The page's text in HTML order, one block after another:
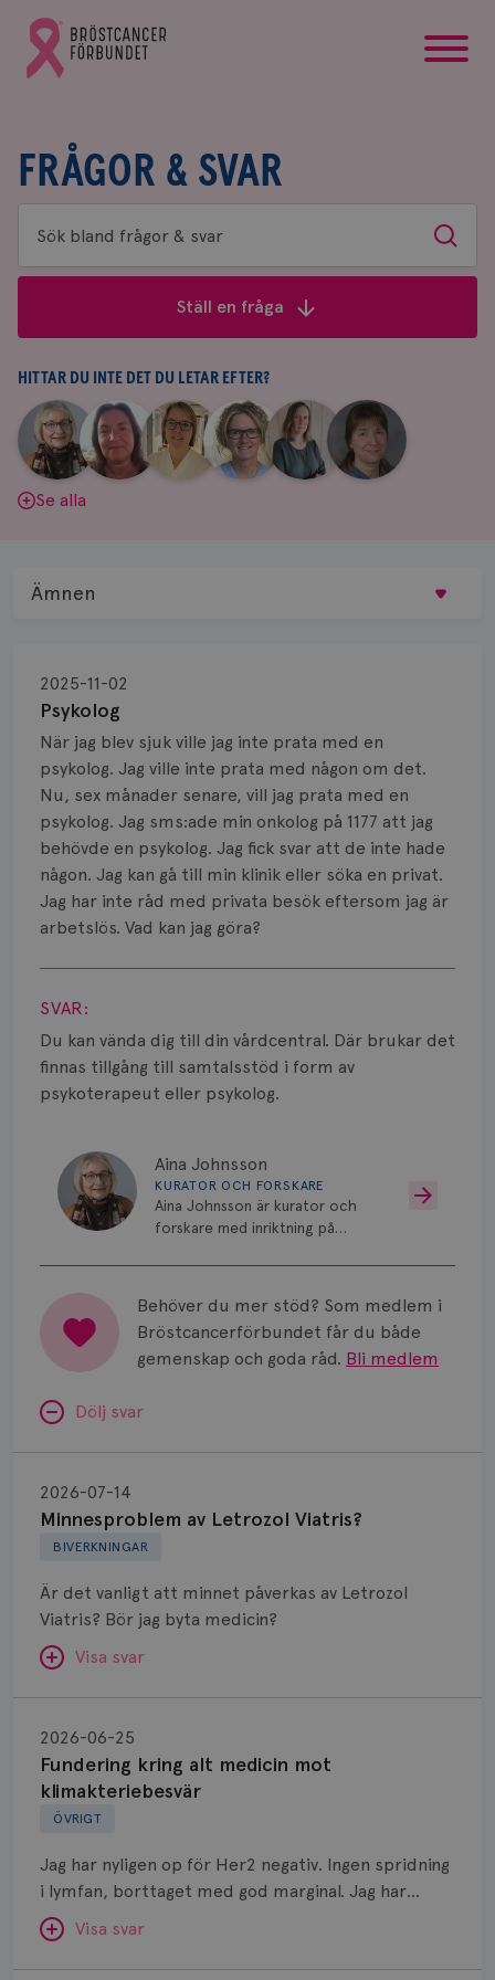
Gå
till
Bröstcancerförbundets
FRÅGOR & SVAR
Sök
bland
&
svar
Sök
Ställ en fråga
HITTAR DU INTE DET DU LETAR EFTER?
Aina
Johnsson
|
Anne
Andersson
Fredrika
Killander
|
Jeanette
Bäcklund
|
Maria
Edegran
|
Yvette
Andersson
Se alla
Psykolog
2025-11-02
När jag blev sjuk ville jag inte prata med en
psykolog. Jag ville inte prata med någon om det.
Nu, sex månader senare, vill jag prata med en
psykolog. Jag sms:ade min onkolog på 1177 att jag
behövde en psykolog. Jag fick svar att de inte hade
någon. Jag kan gå till min klinik eller söka en privat.
Jag har inte råd med privata besök eftersom jag är
arbetslös. Vad kan jag göra?
Visa svar
SVAR:
Du kan vända dig till din vårdcentral. Där brukar det
finnas tillgång till samtalsstöd i form av
psykoterapeut eller psykolog.
Aina Johnsson
KURATOR OCH FORSKARE
Aina Johnsson är kurator och
forskare med inriktning på
Behöver du mer stöd? Som medlem i
Bröstcancerförbundet får du både
gemenskap och goda råd. Bli medlem
Dölj svar
BIVERKNINGAR
Minnesproblem av Letrozol Viatris?
2026-07-14
Är det vanligt att minnet påverkas av Letrozol
Viatris? Bör jag byta medicin?
Visa svar
SVAR:
Hej. Oavsett vilken hormonsänkande behandling
(men även cytostatika) man får så kan en del
uppleva negativ påverkan på minnet. Prata din
märke eller annan aromatashämmare. Det kan ofta
vara bra att ha en paus först, för att se att
besvären blir bättre, men bäst är att prata med
Letrozol
Viatris?
ÖVRIGT
Fundering kring alt medicin mot
klimakteriebesvär
2026-06-25
Jag har nyligen op för Her2 negativ. Ingen spridning
i lymfan, borttaget med god marginal. Jag har
genomgått en 5 dagars strålning och är färdig
behandlad. Efter att jag nu slutat med östrogen-
lenzetto, har klimakteriebesvären kommit med
Visa svar
kring
medicin
Ämnen
Biopsi
Biverkningar
Bröstvårta
Knöl
Läkemedel
Prognos
Risker
Strålning
Vätska